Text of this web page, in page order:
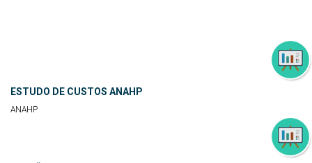
ESTUDO DE CUSTOS ANAHP
ANAHP